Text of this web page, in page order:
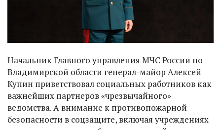
Начальник Главного управления МЧС России по
Владимирской области генерал-майор Алексей
Купин приветствовал социальных работников как
важнейших партнеров «чрезвычайного»
ведомства. А внимание к противопожарной
безопасности в соцзащите, включая учреждениях